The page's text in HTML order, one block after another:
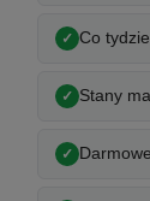
Co
Stany